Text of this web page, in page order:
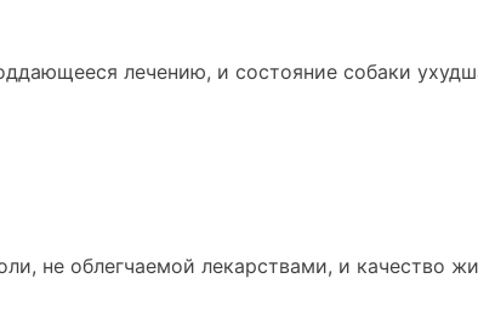
лечению, и состояние собаки
не облегчаемой лекарствами, и